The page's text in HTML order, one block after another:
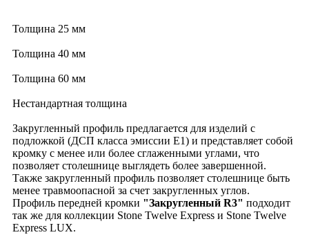
Толщина 25 мм
Толщина 40 мм
Толщина 60 мм
Нестандартная толщина
Закругленный профиль предлагается для изделий с
подложкой (ДСП класса эмиссии Е1) и представляет собой
кромку с менее или более сглаженными углами, что
позволяет столешнице выглядеть более завершенной.
Также закругленный профиль позволяет столешнице быть
менее травмоопасной за счет закругленных углов.
Профиль передней кромки "Закругленный R3" подходит
так же для коллекции Stone Twelve Express и Stone Twelve
Express LUX.